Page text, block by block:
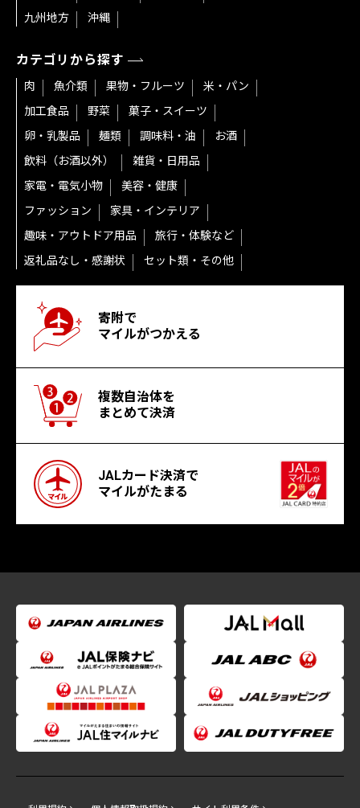
九州地方
沖縄
カテゴリから探す
肉 魚介類 果物・フルーツ
米・パン
加工食品
野菜
菓子・スイーツ
卵・乳製品
麺類 調味料・油
お酒
飲料（お酒以外）
雑貨・日用品
家電・電気小物
美容・健康
ファッション
家具・インテリア
趣味・アウトドア用品
旅行・体験など
返礼品なし・感謝状
セット類・その他
寄附で
マイルがつかえる
複数自治体を
まとめて決済
JALカード決済で
マイルがたまる